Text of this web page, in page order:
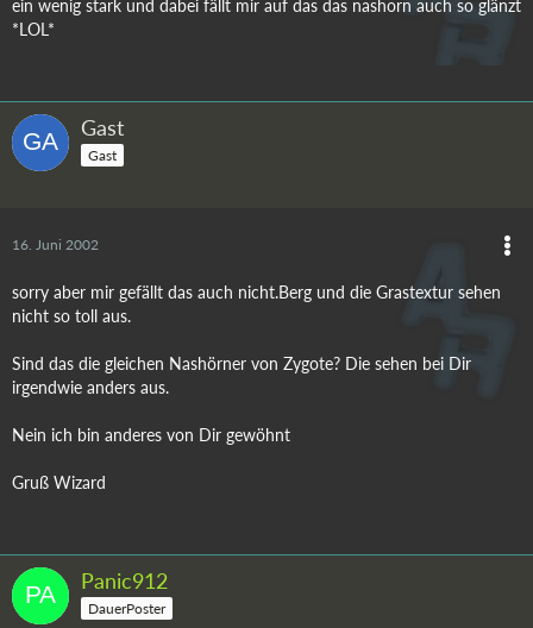
ein wenig stark und dabei fällt mir auf das das nashorn auch so glänzt
*LOL*
Gast
Gast
16. Juni 2002
sorry aber mir gefällt das auch nicht.Berg und die Grastextur sehen
nicht so toll aus.
Sind das die gleichen Nashörner von Zygote? Die sehen bei Dir
irgendwie anders aus.
Nein ich bin anderes von Dir gewöhnt
Gruß Wizard
Panic912
DauerPoster